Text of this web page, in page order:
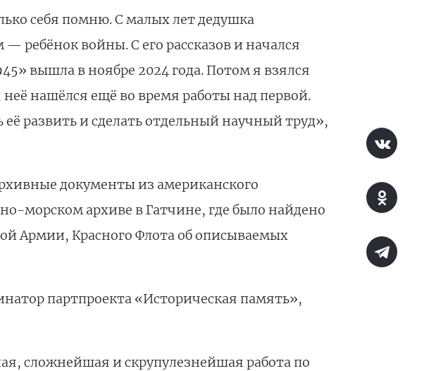
себя помню. С малых лет дедушка
ребёнок войны. С его рассказов и начался
вышла в ноябре 2024 года. Потом я взялся
нашёлся ещё во время работы над первой.
её развить и сделать отдельный научный труд»,
документы из американского
морском архиве в Гатчине, где было найдено
Армии, Красного Флота об описываемых
партпроекта «Историческая память»,
сложнейшая и скрупулезнейшая работа по